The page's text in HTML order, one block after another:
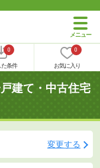
0
条件
0
お気に入り
建て・中古住宅
変更する